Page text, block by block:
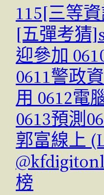
115[三等
[五彈考猜
迎參加
0611警政
用 0612電
0613預測
郭富線上
榜